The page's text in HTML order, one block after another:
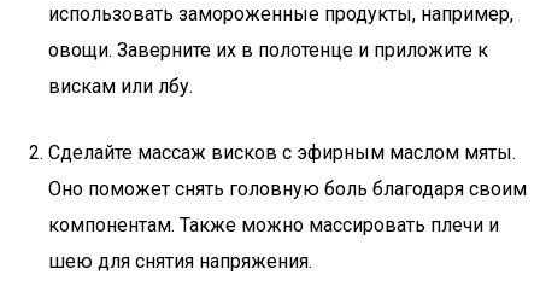
использовать замороженные продукты, например,
овощи. Заверните их в полотенце и приложите к
вискам или лбу.
Сделайте массаж висков с эфирным маслом мяты.
Оно поможет снять головную боль благодаря своим
компонентам. Также можно массировать плечи и
шею для снятия напряжения.